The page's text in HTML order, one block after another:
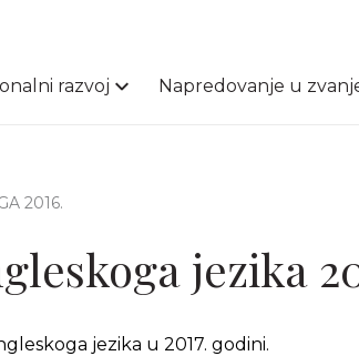
razvoj Napredovanje u
2016.
jezika
jezika u 2017. godini.